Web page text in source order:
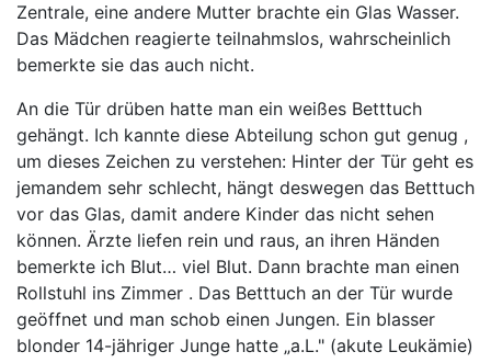
Zentrale, eine andere Mutter brachte ein Glas Wasser.
Das Mädchen reagierte teilnahmslos, wahrscheinlich
bemerkte sie das auch nicht.
An die Tür drüben hatte man ein weißes Betttuch
gehängt. Ich kannte diese Abteilung schon gut genug ,
um dieses Zeichen zu verstehen: Hinter der Tür geht es
jemandem sehr schlecht, hängt deswegen das Betttuch
vor das Glas, damit andere Kinder das nicht sehen
können. Ärzte liefen rein und raus, an ihren Händen
bemerkte ich Blut… viel Blut. Dann brachte man einen
Rollstuhl ins Zimmer . Das Betttuch an der Tür wurde
geöffnet und man schob einen Jungen. Ein blasser
blonder 14-jähriger Junge hatte „a.L." (akute Leukämie)